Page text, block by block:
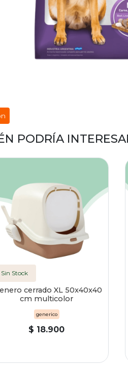
PODRÍA
Sin Stock
cerrado XL 50x40x40
cm multicolor
generico
$ 18.900